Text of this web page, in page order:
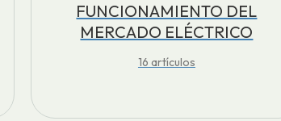
FUNCIONAMIENTO DEL
MERCADO ELÉCTRICO
16 artículos